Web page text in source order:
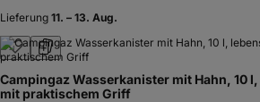
Lieferung 11. – 13. Aug.
Campingaz Wasserkanister mit Hahn, 10
mit praktischem Griff